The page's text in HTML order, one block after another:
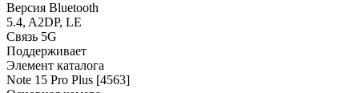
Версия Bluetooth
5.4, A2DP, LE
Связь 5G
Поддерживает
Элемент каталога
Note 15 Pro Plus [4563]